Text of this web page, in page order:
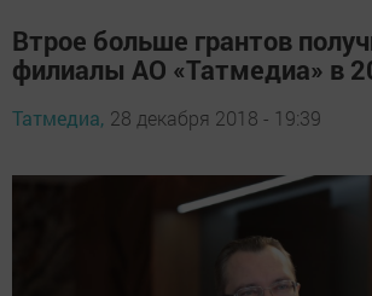
Втрое больше грантов
филиалы АО «Татмедиа» в
Татмедиа, 28 декабря 2018 - 19:39